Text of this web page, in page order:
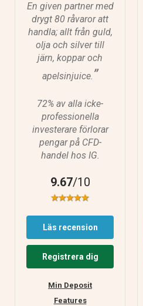
En given partner med
drygt 80 råvaror att
handla; allt från guld,
olja och silver till
järn, koppar och
apelsinjuice. ”
72% av alla icke-
professionella
investerare förlorar
pengar på CFD-
handel hos IG.
9.67/10
Läs recension
Registrera dig
Min Deposit
Features